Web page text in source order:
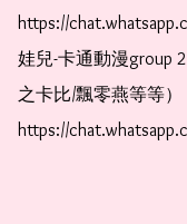
https://
娃兒-卡通動漫group
之卡比/飄零燕等等）
https://